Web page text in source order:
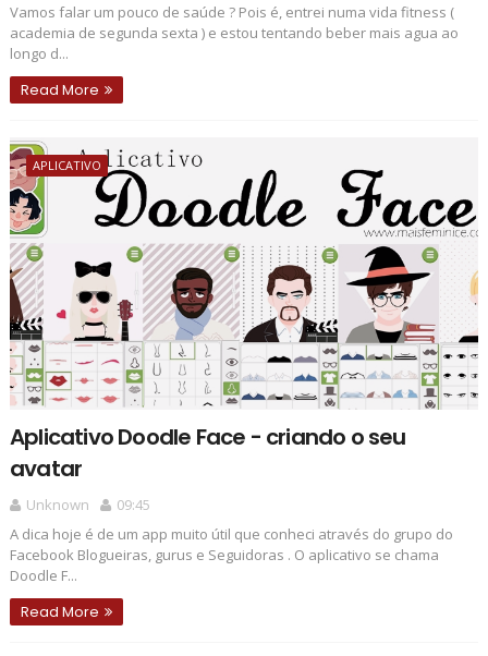
Vamos falar um pouco de saúde ? Pois é, entrei numa vida fitness (
academia de segunda sexta ) e estou tentando beber mais agua ao
longo d...
Read More
APLICATIVO
Aplicativo Doodle Face - criando o seu
avatar
Unknown
09:45
A dica hoje é de um app muito útil que conheci através do grupo do
Facebook Blogueiras, gurus e Seguidoras . O aplicativo se chama
Doodle F...
Read More